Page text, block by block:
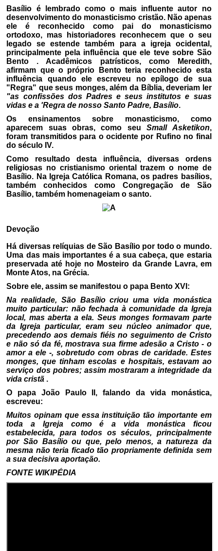
Basílio é lembrado como o mais influente autor no
desenvolvimento do monasticismo cristão. Não apenas
ele é reconhecido como pai do monasticismo
ortodoxo, mas historiadores reconhecem que o seu
legado se estende também para a igreja ocidental,
principalmente pela influência que ele teve sobre São
Bento . Acadêmicos patrísticos, como Meredith,
afirmam que o próprio Bento teria reconhecido esta
influência quando ele escreveu no epílogo de sua
"Regra" que seus monges, além da Bíblia, deveriam ler
"as confissões dos Padres e seus institutos e suas
vidas e a 'Regra de nosso Santo Padre, Basílio.
Os ensinamentos sobre monasticismo, como
aparecem suas obras, como seuSmall Asketikon,
foram transmitidos para o ocidente por Rufino no final
do século IV.
Como resultado desta influência, diversas ordens
religiosas no cristianismo oriental trazem o nome de
Basílio. Na Igreja Católica Romana, os padres basílios,
também conhecidos como Congregação de São
Basílio, também homenageiam o santo.
Devoção
Há diversas relíquias de São Basílio por todo o mundo.
Uma das mais importantes é a sua cabeça, que estaria
preservada até hoje no Mosteiro da Grande Lavra, em
Monte Atos, na Grécia.
Sobre ele, assim se manifestou o papa Bento XVI:
Na realidade, São Basílio criou uma vida monástica
muito particular: não fechada à comunidade da Igreja
local, mas aberta a ela. Seus monges formavam parte
da Igreja particular, eram seu núcleo animador que,
precedendo aos demais fiéis no seguimento de Cristo
e não só da fé, mostrava sua firme adesão a Cristo - o
amor a ele -, sobretudo com obras de caridade. Estes
monges, que tinham escolas e hospitais, estavam ao
serviço dos pobres; assim mostraram a integridade da
vida cristã .
O papa João Paulo II, falando da vida monástica,
escreveu:
Muitos opinam que essa instituição tão importante em
toda a Igreja como é a vida monástica ficou
estabelecida, para todos os séculos, principalmente
por São Basílio ou que, pelo menos, a natureza da
mesma não teria ficado tão propriamente definida sem
a sua decisiva aportação.
FONTE WIKIPÉDIA